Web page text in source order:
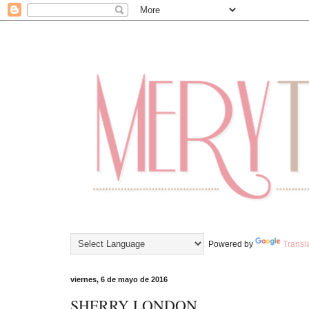
Powered by
viernes, 6 de mayo de 2016
SHERRY LONDON